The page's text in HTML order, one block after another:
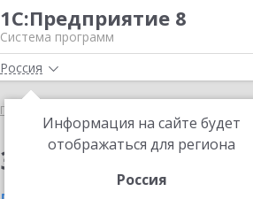
1С:Предприятие 8
Система программ
Россия
Информация на сайте будет
отображаться для региона
Россия
Главная
Заказать